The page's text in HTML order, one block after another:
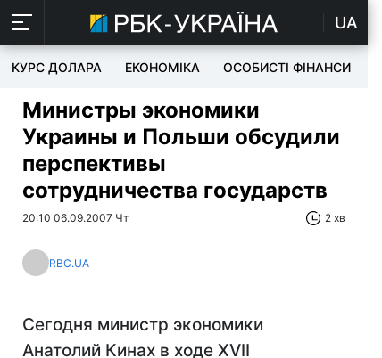
UA
КУРС ДОЛАРА ЕКОНОМІКА ОСОБИСТІ ФІНАНСИ
Министры экономики
Украины и Польши обсудили
перспективы
сотрудничества государств
20:10 06.09.2007 Чт 2 хв
RBC.UA
Сегодня министр экономики
Анатолий Кинах в ходе XVII